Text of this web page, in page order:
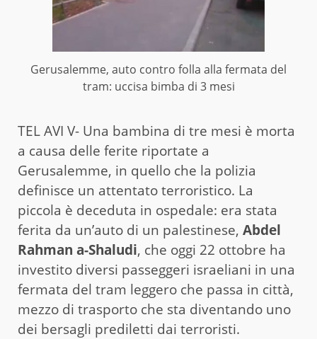
Gerusalemme, auto contro folla alla fermata del
tram: uccisa bimba di 3 mesi
TEL AVI V- Una bambina di tre mesi è morta
a causa delle ferite riportate a
Gerusalemme, in quello che la polizia
definisce un attentato terroristico. La
piccola è deceduta in ospedale: era stata
ferita da un’auto di un palestinese, Abdel
Rahman a-Shaludi, che oggi 22 ottobre ha
investito diversi passeggeri israeliani in una
fermata del tram leggero che passa in città,
mezzo di trasporto che sta diventando uno
dei bersagli prediletti dai terroristi.